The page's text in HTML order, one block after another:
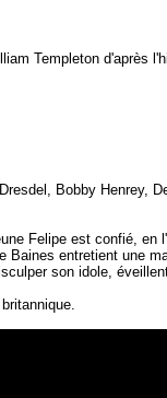
Templeton d'après
Bobby Henrey,
Felipe est confié,
Baines entretient une
son idole,